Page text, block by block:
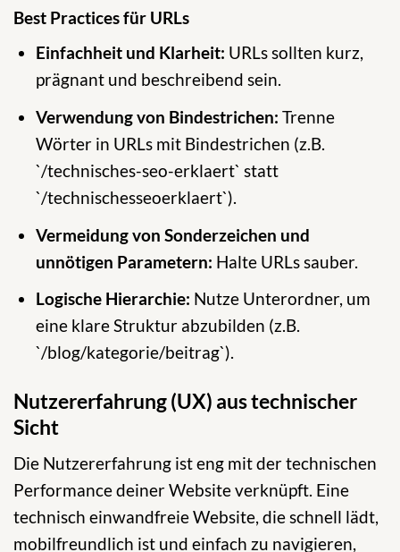
Best Practices für URLs
Einfachheit und Klarheit: URLs sollten kurz,
prägnant und beschreibend sein.
Verwendung von Bindestrichen: Trenne
Wörter in URLs mit Bindestrichen (z.B.
`/technisches-seo-erklaert` statt
`/technischesseoerklaert`).
Vermeidung von Sonderzeichen und
unnötigen Parametern: Halte URLs sauber.
Logische Hierarchie: Nutze Unterordner, um
eine klare Struktur abzubilden (z.B.
`/blog/kategorie/beitrag`).
Nutzererfahrung (UX) aus technischer
Sicht
Die Nutzererfahrung ist eng mit der technischen
Performance deiner Website verknüpft. Eine
technisch einwandfreie Website, die schnell lädt,
mobilfreundlich ist und einfach zu navigieren,